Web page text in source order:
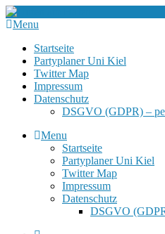
Menu
Startseite
Partyplaner Uni Kiel
Twitter Map
Impressum
Datenschutz
DSGVO (GDPR) –
Menu
Startseite
Partyplaner Uni Kiel
Twitter Map
Impressum
Datenschutz
DSGVO